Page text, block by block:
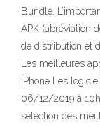
Bundle.
APK (abréviation
de distribution et
Les meilleures
iPhone Les
06/12/2019 à
sélection des